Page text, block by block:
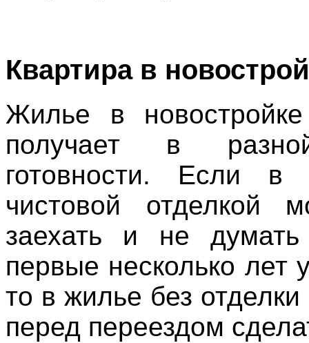
Квартира в
Жилье в новостройке
получает в
готовности. Если в
чистовой отделкой
заехать и не
первые несколько лет
то в жилье без отделки
перед переездом